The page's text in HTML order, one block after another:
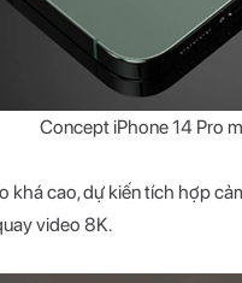
Concept iPhone 14 Pro
khá cao, dự kiến tích hợp
video 8K.